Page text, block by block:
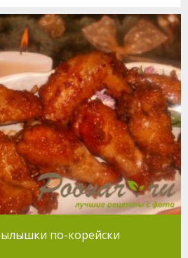
по-корейски